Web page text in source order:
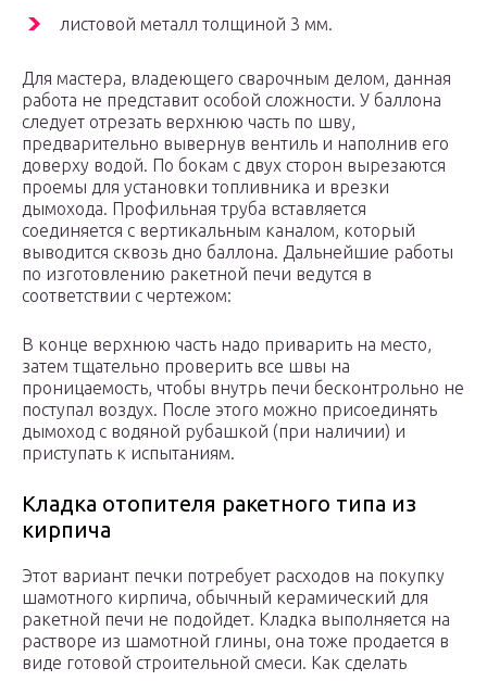
листовой металл толщиной 3 мм.
Для мастера, владеющего сварочным делом, данная
работа не представит особой сложности. У баллона
следует отрезать верхнюю часть по шву,
предварительно вывернув вентиль и наполнив его
доверху водой. По бокам с двух сторон вырезаются
проемы для установки топливника и врезки
дымохода. Профильная труба вставляется
соединяется с вертикальным каналом, который
выводится сквозь дно баллона. Дальнейшие работы
по изготовлению ракетной печи ведутся в
соответствии с чертежом:
В конце верхнюю часть надо приварить на место,
затем тщательно проверить все швы на
проницаемость, чтобы внутрь печи бесконтрольно не
поступал воздух. После этого можно присоединять
дымоход с водяной рубашкой (при наличии) и
приступать к испытаниям.
Кладка отопителя ракетного типа из
кирпича
Этот вариант печки потребует расходов на покупку
шамотного кирпича, обычный керамический для
ракетной печи не подойдет. Кладка выполняется на
растворе из шамотной глины, она тоже продается в
виде готовой строительной смеси. Как сделать